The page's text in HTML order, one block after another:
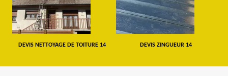
DEVIS NETTOYAGE DE TOITURE 14 DEVIS ZINGUEUR 14